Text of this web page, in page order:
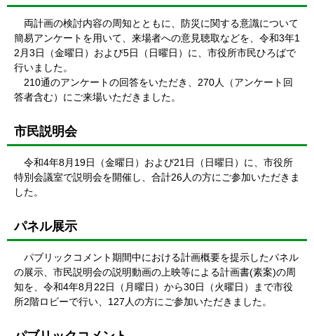
両計画の検討内容の周知とともに、防災に関する意識について
簡易アンケートを用いて、来場者への意見聴取などを、令和3年1
2月3日（金曜日）および5日（日曜日）に、市役所市民ひろばで
行いました。
210通のアンケートの回答をいただき、270人（アンケート回
答者含む）にご来場いただきました。
市民説明会
令和4年8月19日（金曜日）および21日（日曜日）に、市役所
特別会議室で説明会を開催し、合計26人の方にご参加いただきま
した。
パネル展示
パブリックコメント期間中における計画概要を提示したパネル
の展示、市民説明会の説明動画の上映等による計画書(素案)の周
知を、令和4年8月22日（月曜日）から30日（火曜日）まで市役
所2階ロビーで行い、127人の方にご参加いただきました。